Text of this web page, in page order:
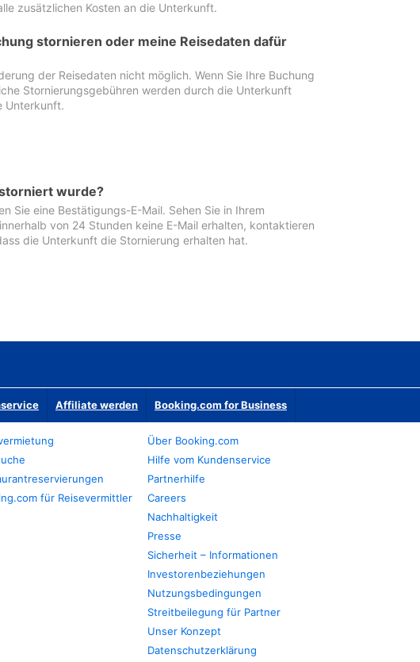
zusätzlichen Kosten an die Unterkunft.
stornieren oder meine Reisedaten dafür
der Reisedaten nicht möglich. Wenn Sie Ihre Buchung
Stornierungsgebühren werden durch die Unterkunft
Unterkunft.
wurde?
Sie eine Bestätigungs-E-Mail. Sehen Sie in Ihrem
von 24 Stunden keine E-Mail erhalten, kontaktieren
die Unterkunft die Stornierung erhalten hat.
Affiliate werden Booking.com for Business
für Reisevermittler
Über Booking.com
Hilfe vom Kundenservice
Partnerhilfe
Careers
Nachhaltigkeit
Presse
Sicherheit – Informationen
Investorenbeziehungen
Nutzungsbedingungen
Streitbeilegung für Partner
Unser Konzept
Datenschutzerklärung